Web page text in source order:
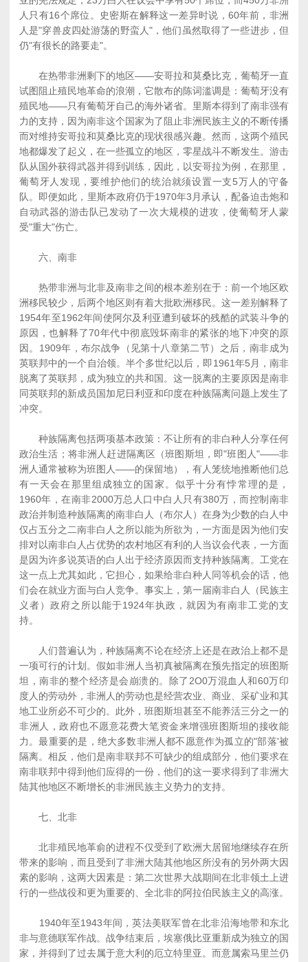
人只有16个席位。史密斯在解释这一差异时说，60年前，非洲
人是"穿兽皮四处游荡的野蛮人"，他们虽然取得了一些进步，但
仍"有很长的路要走"。
在热带非洲剩下的地区――安哥拉和莫桑比克，葡萄牙一直
试图阻止殖民地革命的浪潮，它散布的陈词滥调是：葡萄牙没有
殖民地――只有葡萄牙自己的海外诸省。里斯本得到了南非强有
力的支持，因为南非这个国家为了阻止非洲民族主义的不断传播
而对维持安哥拉和莫桑比克的现状很感兴趣。然而，这两个殖民
地都爆发了起义，在一些孤立的地区，零星战斗不断发生。游击
队从国外获得武器并得到训练，因此，以安哥拉为例，在那里，
葡萄牙人发现，要维护他们的统治就须设置一支5万人的守备
队。即便如此，里斯本政府仍于1970年3月承认，配备迫击炮和
自动武器的游击队已发动了一次大规模的进攻，使葡萄牙人蒙
受"重大"伤亡。
六、南非
热带非洲与北非及南非之间的根本差别在于：前一个地区欧
洲移民较少，后两个地区则有着大批欧洲移民。这一差别解释了
1954年至1962年间使阿尔及利亚遭到破坏的残酷的武装斗争的
原因，也解释了70年代中彻底毁坏南非的紧张的地下冲突的原
因。1909年，布尔战争（见第十八章第二节）之后，南非成为
英联邦中的一个自治领。半个多世纪以后，即1961年5月，南非
脱离了英联邦，成为独立的共和国。这一脱离的主要原因是南非
同英联邦的新成员国加尼日利亚和印度在种族隔离问题上发生了
冲突。
种族隔离包括两项基本政策：不让所有的非白种人分享任何
政治生活；将非洲人赶进隔离区（班图斯坦，即"班图人"――非
洲人通常被称为班图人――的保留地），有人笼统地推断他们总
有一天会在那里组成独立的国家。似乎十分有悖常理的是，
1960年，在南非2000万总人口中白人只有380万，而控制南非
政治并制造种族隔离的南非白人（布尔人）在身为少数的白人中
仅占五分之二南非白人之所以能为所欲为，一方面是因为他们安
排对以南非白人占优势的农村地区有利的人当议会代表，一方面
是因为许多说英语的白人出于经济原因而支持种族隔离。工党在
这一点上尤其如此，它担心，如果给非白种人同等机会的话，他
们会在就业方面与白人竞争。事实上，第一届南非白人（民族主
义者）政府之所以能于1924年执政，就因为有南非工党的支
持。
人们普遍认为，种族隔离不论在经济上还是在政治上都不是
一项可行的计划。假如非洲人当初真被隔离在预先指定的班图斯
坦，南非的整个经济是会崩溃的。除了2O0万混血人和60万印
度人的劳动外，非洲人的劳动也是经营农业、商业、采矿业和其
地工业所必不可少的。此外，班图斯坦甚至不能养活三分之一的
非洲人，政府也不愿意花费大笔资金来增强班图斯坦的接收能
力。最重要的是，绝大多数非洲人都不愿意作为孤立的"部落'被
隔离。相反，他们是南非联邦不可缺少的组成部分，他们要求在
南非联邦中得到他们应得的一份，他们的这一要求得到了非洲大
陆其他地区不断增长的非洲民族主义势力的支持。
七、北非
北非殖民地革俞的进程不仅受到了欧洲大居留地继续存在所
带来的影响，而且受到了非洲大陆其他地区所没有的另外两大因
素的影响，这两大因素是：第二次世界大战期间在北非领土上进
行的一些战役和更为重要的、全北非的阿拉伯民族主义的高涨。
1940年至1943年间，英法美联军曾在北非沿海地带和东北
非与意德联军作战。战争结束后，埃塞俄比亚重新成为独立的国
家，并得到了过去属于意大利的厄立特里亚。而意属索马里兰仍